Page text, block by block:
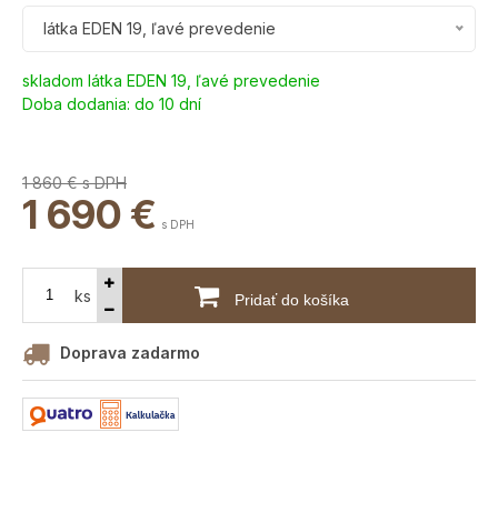
látka EDEN 19, ľavé prevedenie
skladom látka EDEN 19, ľavé prevedenie
Doba dodania: do 10 dní
1 860 €s DPH
1 690 € s DPH
ks Pridať do košíka
Doprava zadarmo